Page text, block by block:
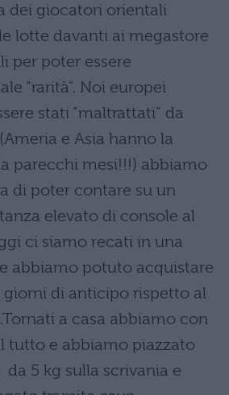
dei giocatori orientali
lotte davanti ai megastore
per poter essere
“rarità”. Noi europei
stati “maltrattati” da
e Asia hanno la
parecchi mesi!!!) abbiamo
di poter contare su un
elevato di console al
ci siamo recati in una
abbiamo potuto acquistare
giorni di anticipo rispetto al
a casa abbiamo con
tutto e abbiamo piazzato
5 kg sulla scrivania e